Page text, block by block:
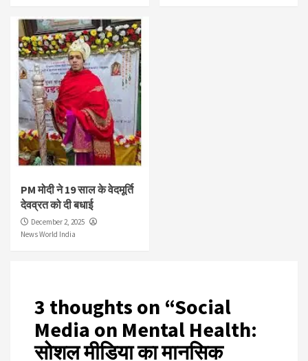
PM मोदी ने 19 साल के वेदमूर्ति
देवव्रत को दी बधाई
December 2, 2025
News World India
3 thoughts on “Social
Media on Mental Health:
सोशल मीडिया का मानसिक